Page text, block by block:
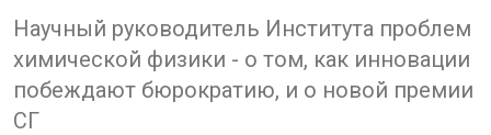
Научный руководитель Института проблем
химической физики - о том, как инновации
побеждают бюрократию, и о новой премии
СГ